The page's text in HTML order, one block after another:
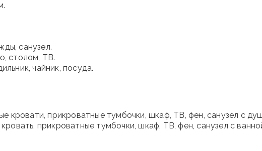
санузел.
столом, ТВ.
чайник, посуда.
кровати, прикроватные тумбочки, шкаф, ТВ, фен, санузел с
кровать, прикроватные тумбочки, шкаф, ТВ, фен, санузел с